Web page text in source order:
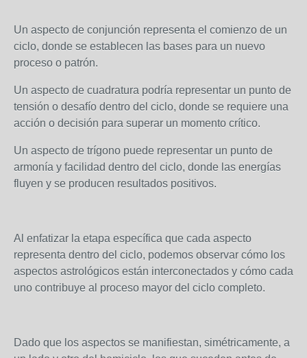
Un aspecto de conjunción representa el comienzo de un
ciclo, donde se establecen las bases para un nuevo
proceso o patrón.
Un aspecto de cuadratura podría representar un punto de
tensión o desafío dentro del ciclo, donde se requiere una
acción o decisión para superar un momento crítico.
Un aspecto de trígono puede representar un punto de
armonía y facilidad dentro del ciclo, donde las energías
fluyen y se producen resultados positivos.
Al enfatizar la etapa específica que cada aspecto
representa dentro del ciclo, podemos observar cómo los
aspectos astrológicos están interconectados y cómo cada
uno contribuye al proceso mayor del ciclo completo.
Dado que los aspectos se manifiestan, simétricamente, a